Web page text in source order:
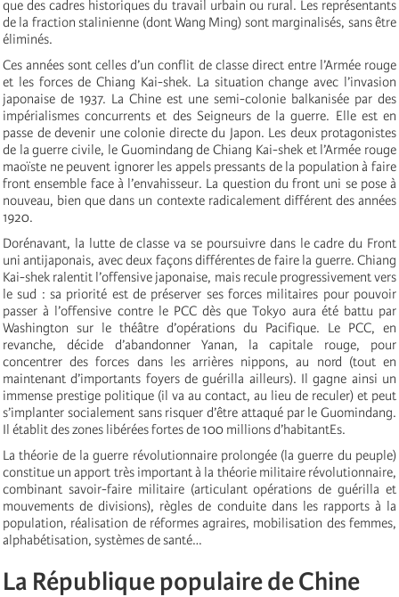
que des cadres historiques du travail urbain ou rural. Les représentants
de la fraction stalinienne (dont Wang Ming) sont marginalisés, sans être
éliminés.
Ces années sont celles d’un conflit de classe direct entre l’Armée rouge
et les forces de Chiang Kai-shek. La situation change avec l’invasion
japonaise de 1937. La Chine est une semi-colonie balkanisée par des
impérialismes concurrents et des Seigneurs de la guerre. Elle est en
passe de devenir une colonie directe du Japon. Les deux protagonistes
de la guerre civile, le Guomindang de Chiang Kai-shek et l’Armée rouge
maoïste ne peuvent ignorer les appels pressants de la population à faire
front ensemble face à l’envahisseur. La question du front uni se pose à
nouveau, bien que dans un contexte radicalement différent des années
1920.
Dorénavant, la lutte de classe va se poursuivre dans le cadre du Front
uni antijaponais, avec deux façons différentes de faire la guerre. Chiang
Kai-shek ralentit l’offensive japonaise, mais recule progressivement vers
le sud : sa priorité est de préserver ses forces militaires pour pouvoir
passer à l’offensive contre le PCC dès que Tokyo aura été battu par
Washington sur le théâtre d’opérations du Pacifique. Le PCC, en
revanche, décide d’abandonner Yanan, la capitale rouge, pour
concentrer des forces dans les arrières nippons, au nord (tout en
maintenant d’importants foyers de guérilla ailleurs). Il gagne ainsi un
immense prestige politique (il va au contact, au lieu de reculer) et peut
s’implanter socialement sans risquer d’être attaqué par le Guomindang.
Il établit des zones libérées fortes de 100 millions d’habitantEs.
La théorie de la guerre révolutionnaire prolongée (la guerre du peuple)
constitue un apport très important à la théorie militaire révolutionnaire,
combinant savoir-faire militaire (articulant opérations de guérilla et
mouvements de divisions), règles de conduite dans les rapports à la
population, réalisation de réformes agraires, mobilisation des femmes,
alphabétisation, systèmes de santé…
La République populaire de Chine